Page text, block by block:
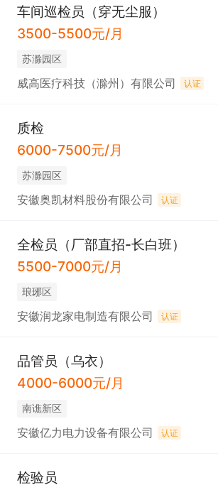
车间巡检员（穿无尘服）
3500-5500元/月
苏滁园区
威高医疗科技（滁州）有限公司 认证
质检
6000-7500元/月
苏滁园区
安徽奥凯材料股份有限公司 认证
全检员（厂部直招-长白班）
5500-7000元/月
琅琊区
安徽润龙家电制造有限公司 认证
品管员（乌衣）
4000-6000元/月
南谯新区
安徽亿力电力设备有限公司 认证
检验员